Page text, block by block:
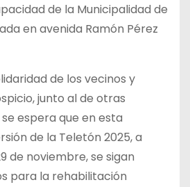
de la Municipalidad de
en avenida Ramón Pérez
de los vecinos y
junto al de otras
espera que en esta
de la Teletón 2025, a
de noviembre, se sigan
para la rehabilitación